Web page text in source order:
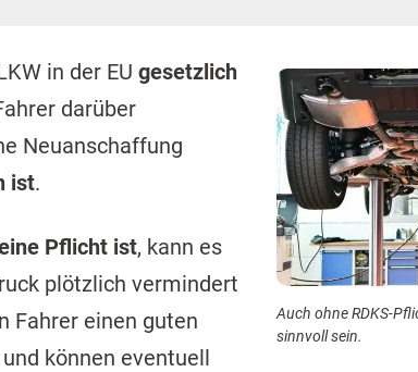
Auch ohne RDKS-
sinnvoll sein.
in der EU gesetzlich
darüber
Neuanschaffung
ist.
Pflicht ist, kann es
plötzlich vermindert
Fahrer einen guten
und können eventuell